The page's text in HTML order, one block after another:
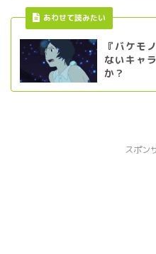
あわせて読みたい
『バケモ
ないキャ
か？
スポン